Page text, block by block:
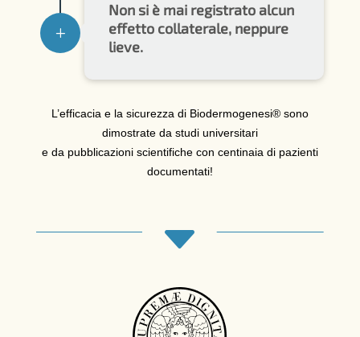
L
Non si è mai registrato alcun
effetto collaterale, neppure
lieve.
L’efficacia e la sicurezza di Biodermogenesi® sono
dimostrate da studi universitari
e da pubblicazioni scientifiche con centinaia di pazienti
documentati!
C